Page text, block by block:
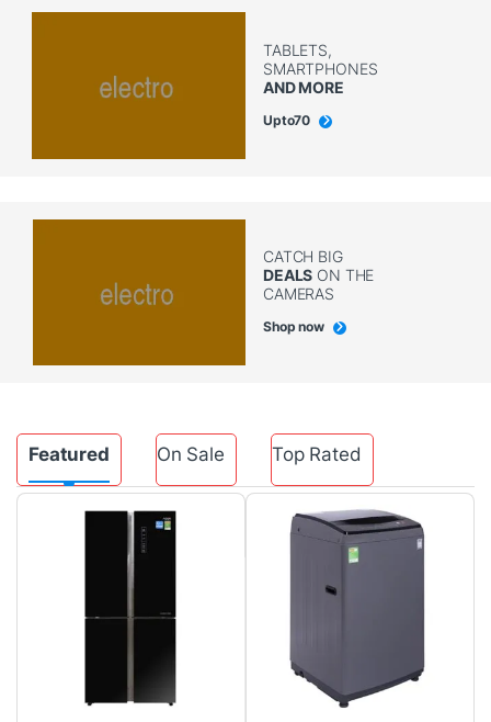
TABLETS,
SMARTPHONES
AND MORE
Upto70
CATCH BIG
DEALS ON THE
CAMERAS
Shop now
Featured On Sale Top Rated